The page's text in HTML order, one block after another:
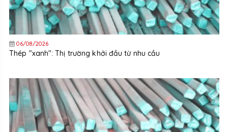
06/08/2026
Thép "xanh": Thị trường khởi đầu từ nhu cầu